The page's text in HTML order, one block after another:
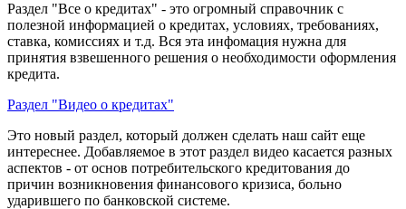
Раздел "Все о кредитах" - это огромный справочник с
полезной информацией о кредитах, условиях, требованиях,
ставка, комиссиях и т.д. Вся эта инфомация нужна для
принятия взвешенного решения о необходимости оформления
кредита.
Раздел "Видео о кредитах"
Это новый раздел, который должен сделать наш сайт еще
интереснее. Добавляемое в этот раздел видео касается разных
аспектов - от основ потребительского кредитования до
причин возникновения финансового кризиса, больно
ударившего по банковской системе.